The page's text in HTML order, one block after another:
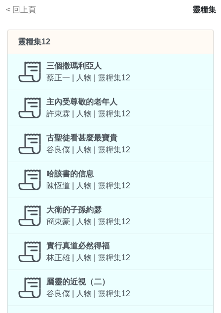
靈糧集
< 回上頁
靈糧集12
三個撒瑪利亞人
蔡正一 | 人物 | 靈糧集12
主內受尊敬的老年人
許東霖 | 人物 | 靈糧集12
古聖徒看甚麼最寶貴
谷良僕 | 人物 | 靈糧集12
哈該書的信息
陳恆道 | 人物 | 靈糧集12
大衛的子孫約瑟
簡東豪 | 人物 | 靈糧集12
實行真道必然得福
林正雄 | 人物 | 靈糧集12
屬靈的近視（二）
谷良僕 | 人物 | 靈糧集12